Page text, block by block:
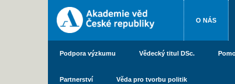
O NÁS
Podpora výzkumu Vědecký titul DSc.
Partnerství Věda pro tvorbu politik